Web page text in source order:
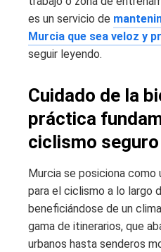
es un servicio de
Murcia que sea veloz y
seguir leyendo.
Cuidado de la
práctica
ciclismo seguro
Murcia se posiciona como
para el ciclismo a lo largo
beneficiándose de un
gama de itinerarios, que
urbanos hasta senderos